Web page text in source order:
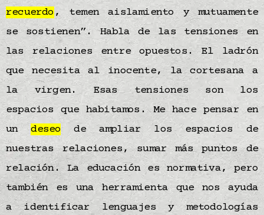
recuerdo , temen aislamiento y mutuamente
se sostienen”. Habla de las tensiones en
las relaciones entre opuestos. El ladrón
que necesita al inocente, la cortesana a
la virgen. Esas tensiones son los
espacios que habitamos. Me hace pensar en
undeseode ampliar los espacios de
nuestras relaciones, sumar más puntos de
relación. La educación es normativa, pero
también es una herramienta que nos ayuda
a identificar lenguajes y metodologías